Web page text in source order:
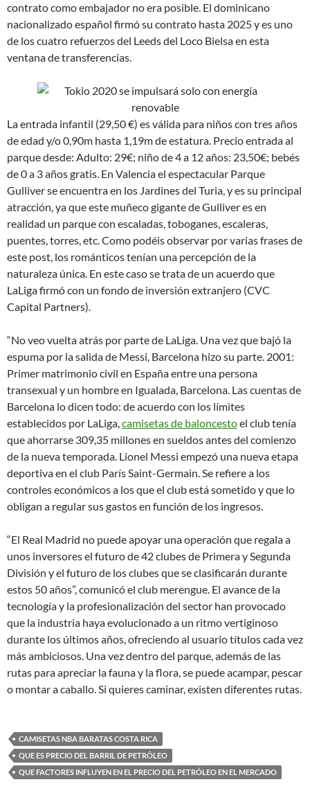
contrato como embajador no era posible. El dominicano
nacionalizado español firmó su contrato hasta 2025 y es uno
de los cuatro refuerzos del Leeds del Loco Bielsa en esta
ventana de transferencias.
La entrada infantil (29,50 €) es válida para niños con tres años
de edad y/o 0,90m hasta 1,19m de estatura. Precio entrada al
parque desde: Adulto: 29€; niño de 4 a 12 años: 23,50€; bebés
de 0 a 3 años gratis. En Valencia el espectacular Parque
Gulliver se encuentra en los Jardines del Turia, y es su principal
atracción, ya que este muñeco gigante de Gulliver es en
realidad un parque con escaladas, toboganes, escaleras,
puentes, torres, etc. Como podéis observar por varias frases de
este post, los románticos tenían una percepción de la
naturaleza única. En este caso se trata de un acuerdo que
LaLiga firmó con un fondo de inversión extranjero (CVC
Capital Partners).
“No veo vuelta atrás por parte de LaLiga. Una vez que bajó la
espuma por la salida de Messi, Barcelona hizo su parte. 2001:
Primer matrimonio civil en España entre una persona
transexual y un hombre en Igualada, Barcelona. Las cuentas de
Barcelona lo dicen todo: de acuerdo con los límites
establecidos por LaLiga,camisetas de baloncestoel club tenía
que ahorrarse 309,35 millones en sueldos antes del comienzo
de la nueva temporada. Lionel Messi empezó una nueva etapa
deportiva en el club París Saint-Germain. Se refiere a los
controles económicos a los que el club está sometido y que lo
obligan a regular sus gastos en función de los ingresos.
“El Real Madrid no puede apoyar una operación que regala a
unos inversores el futuro de 42 clubes de Primera y Segunda
División y el futuro de los clubes que se clasificarán durante
estos 50 años”, comunicó el club merengue. El avance de la
tecnología y la profesionalización del sector han provocado
que la industria haya evolucionado a un ritmo vertiginoso
durante los últimos años, ofreciendo al usuario títulos cada vez
más ambiciosos. Una vez dentro del parque, además de las
rutas para apreciar la fauna y la flora, se puede acampar, pescar
o montar a caballo. Si quieres caminar, existen diferentes rutas.
CAMISETAS NBA BARATAS COSTA RICA
QUE ES PRECIO DEL BARRIL DE PETRÓLEO
QUE FACTORES INFLUYEN EN EL PRECIO DEL PETRÓLEO EN EL MERCADO